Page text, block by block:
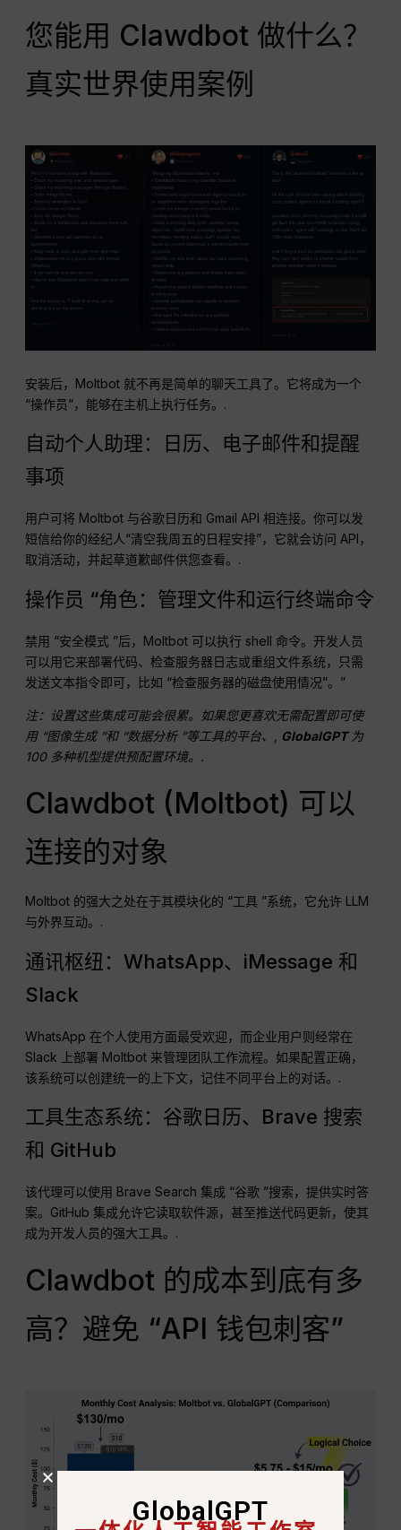
您能用 Clawdbot 做什么？
真实世界使用案例
安装后，Moltbot 就不再是简单的聊天工具了。它将成为一个
“操作员”，能够在主机上执行任务。.
自动个人助理：日历、电子邮件和提醒
事项
用户可将 Moltbot 与谷歌日历和 Gmail API 相连接。你可以发
短信给你的经纪人“清空我周五的日程安排”，它就会访问 API，
取消活动，并起草道歉邮件供您查看。.
操作员 “角色：管理文件和运行终端命令
禁用 “安全模式 ”后，Moltbot 可以执行 shell 命令。开发人员
可以用它来部署代码、检查服务器日志或重组文件系统，只需
发送文本指令即可，比如 “检查服务器的磁盘使用情况”。”
注：设置这些集成可能会很累。如果您更喜欢无需配置即可使
用 “图像生成 ”和 “数据分析 ”等工具的平台、, GlobalGPT为
100 多种机型提供预配置环境。.
Clawdbot (Moltbot) 可以
连接的对象
Moltbot 的强大之处在于其模块化的 “工具 ”系统，它允许 LLM
与外界互动。.
通讯枢纽：WhatsApp、iMessage 和
Slack
WhatsApp 在个人使用方面最受欢迎，而企业用户则经常在
Slack 上部署 Moltbot 来管理团队工作流程。如果配置正确，
该系统可以创建统一的上下文，记住不同平台上的对话。.
工具生态系统：谷歌日历、Brave 搜索
和 GitHub
该代理可以使用 Brave Search 集成 “谷歌 ”搜索，提供实时答
案。GitHub 集成允许它读取软件源，甚至推送代码更新，使其
成为开发人员的强大工具。.
Clawdbot 的成本到底有多
高？避免 “API 钱包刺客”
GlobalGPT